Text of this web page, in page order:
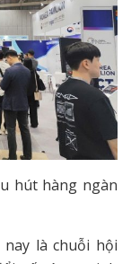
hút hàng ngàn
là chuỗi hội